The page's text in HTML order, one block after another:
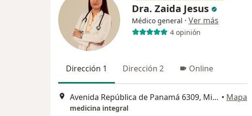
Dra. Zaida Jesus
Médico general · Ver más
4 opinión
Dirección 1 Dirección 2 Online
Avenida República de Panamá 6309, Miraflores • Mapa
medicina integral